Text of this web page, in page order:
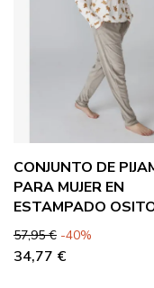
CONJUNTO DE
PARA MUJER EN
ESTAMPADO
Precio base
57,95 € Precio
-40%
34,77 €